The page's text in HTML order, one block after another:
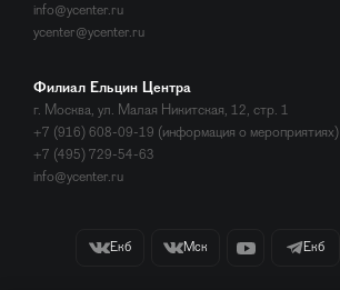
info@ycenter.ru
ycenter@ycenter.ru
Филиал Ельцин Центра
г. Москва, ул. Малая Никитская, 12, стр. 1
+7 (916) 608-09-19 (информация о мероприятиях)
+7 (495) 729-54-63
info@ycenter.ru
Екб Мск Екб